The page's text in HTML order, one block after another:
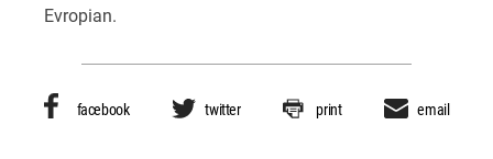
Evropian.
facebook twitter print email